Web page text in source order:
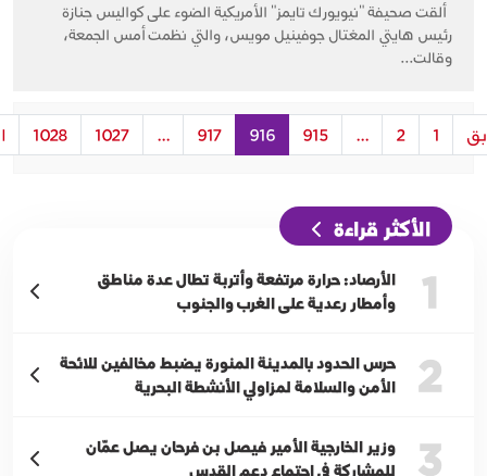
ألقت صحيفة "نيويورك تايمز" الأمريكية الضوء على كواليس جنازة
رئيس هايتي المغتال جوفينيل مويس، والتي نظمت أمس الجمعة،
وقالت...
1
2
...
915
916
917
...
1027
1028
الأكثر قراءة
1
الأرصاد: حرارة مرتفعة وأتربة تطال عدة مناطق
وأمطار رعدية على الغرب والجنوب
2
حرس الحدود بالمدينة المنورة يضبط مخالفين للائحة
الأمن والسلامة لمزاولي الأنشطة البحرية
3
وزير الخارجية الأمير فيصل بن فرحان يصل عمّان
للمشاركة في اجتماع دعم القدس